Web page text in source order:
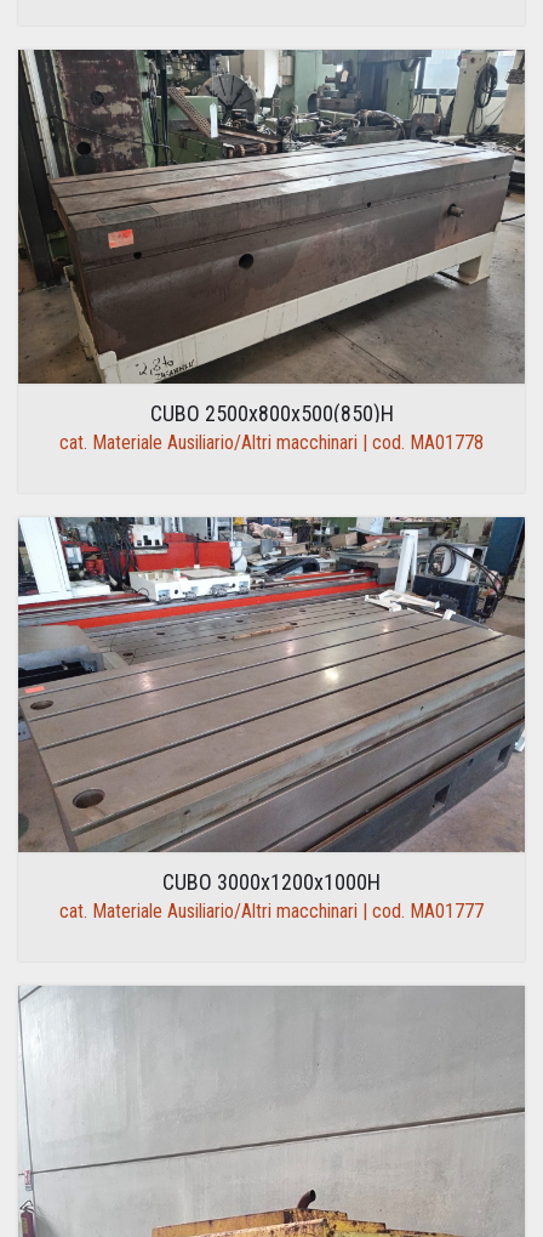
CUBO 2500x800x500(850)H
cat. Materiale Ausiliario/Altri macchinari | cod. MA01778
CUBO 3000x1200x1000H
cat. Materiale Ausiliario/Altri macchinari | cod. MA01777